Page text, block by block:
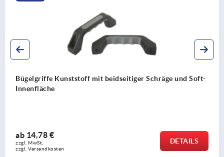
Soft- Fingergriffe Aluminium rund